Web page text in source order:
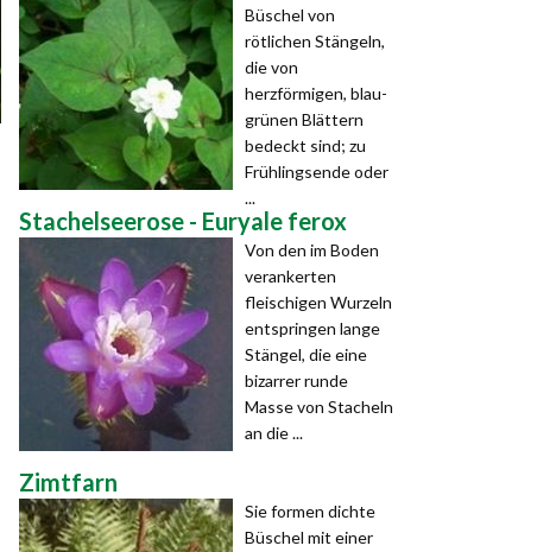
Büschel von
rötlichen Stängeln,
die von
herzförmigen, blau-
grünen Blättern
bedeckt sind; zu
Frühlingsende oder
...
Stachelseerose - Euryale ferox
Von den im Boden
verankerten
fleischigen Wurzeln
entspringen lange
Stängel, die eine
bizarrer runde
Masse von Stacheln
an die ...
Zimtfarn
Sie formen dichte
Büschel mit einer